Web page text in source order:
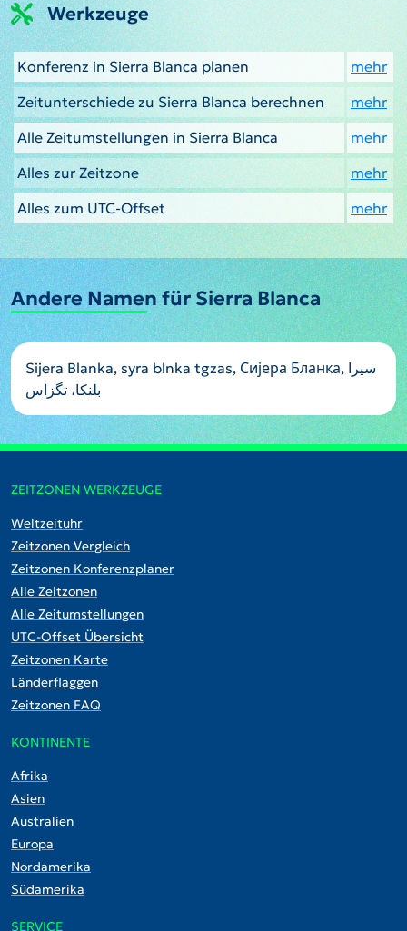
Werkzeuge
Konferenz in Sierra Blanca planen
mehr
Zeitunterschiede zu Sierra Blanca berechnen
mehr
Alle Zeitumstellungen in Sierra Blanca
mehr
Alles zur Zeitzone
mehr
Alles zum UTC-Offset
mehr
Andere Namen für Sierra Blanca
Sijera Blanka, syra blnka tgzas, Сијера Бланка, سیرا
بلنکا، تگزاس
ZEITZONEN WERKZEUGE
Weltzeituhr
Zeitzonen Vergleich
Zeitzonen Konferenzplaner
Alle Zeitzonen
Alle Zeitumstellungen
UTC-Offset Übersicht
Zeitzonen Karte
Länderflaggen
Zeitzonen FAQ
KONTINENTE
Afrika
Asien
Australien
Europa
Nordamerika
Südamerika
SERVICE